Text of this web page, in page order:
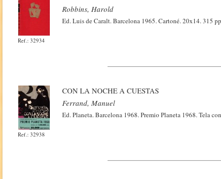
Ref.: 32934
Robbins, Harold
Ed. Luis de Caralt. Barcelona 1965. Cartoné. 20x14. 315
Ref.: 32938
CON LA NOCHE A CUESTAS
Ferrand, Manuel
Ed. Planeta. Barcelona 1968. Premio Planeta 1968. Tela